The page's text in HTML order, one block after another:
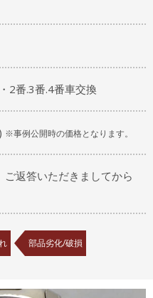
2番.3番.4番車交換
※事例公開時の価格となります。
ご返答いただきましてから
部品劣化/破損